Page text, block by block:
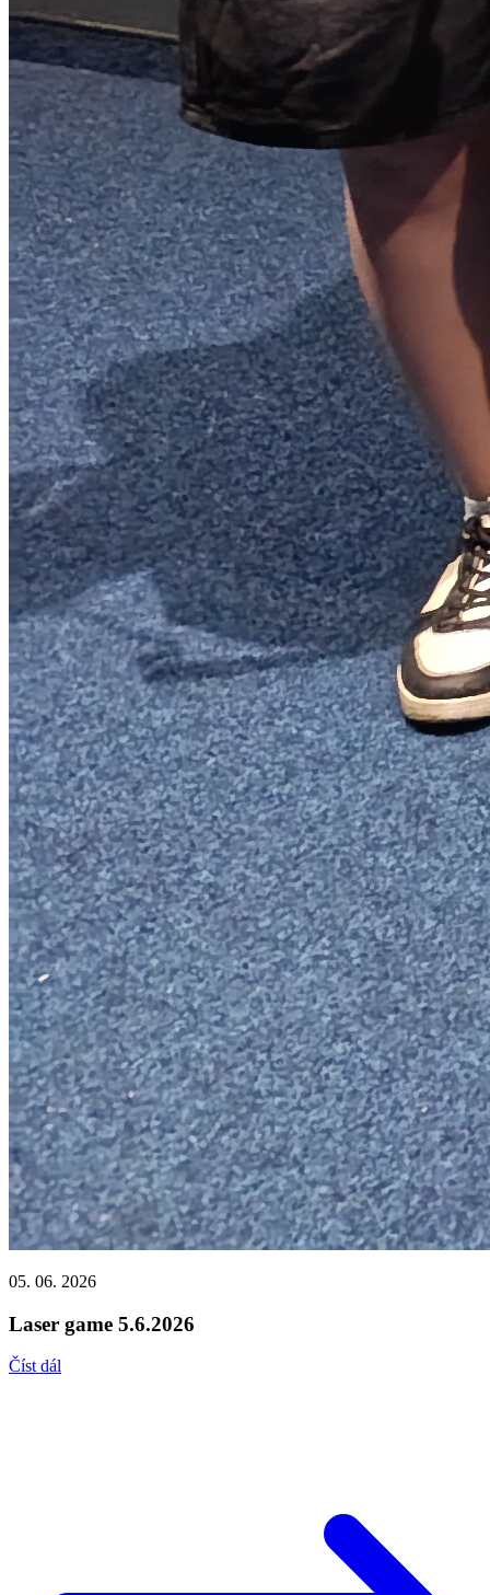
05. 06. 2026
Laser game 5.6.2026
Číst dál